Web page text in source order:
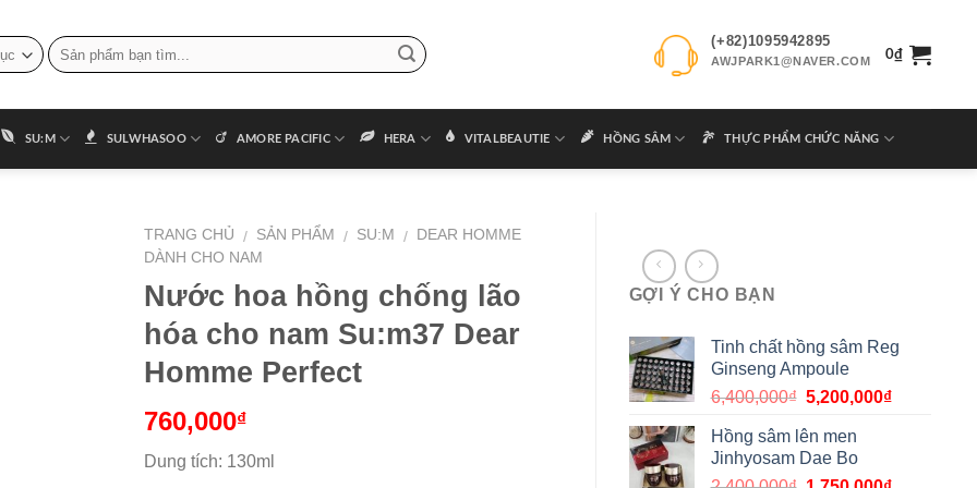
(+82)1095942895
AWJPARK1@NAVER.COM
0₫
SU:M SULWHASOO AMORE PACIFIC HERA VITALBEAUTIE HỒNG SÂM THỰC PHẨM CHỨC NĂNG
TRANG CHỦ / SẢN PHẨM / SU:M /
DEAR HOMME
DÀNH CHO NAM
Nước hoa hồng chống lão
hóa cho nam Su:m37 Dear
Homme Perfect
760,000₫
Dung tích: 130ml
GỢI Ý CHO BẠN
Tinh chất hồng sâm Reg
Ginseng Ampoule
6,400,000₫ 5,200,000₫
Hồng sâm lên men
Jinhyosam Dae Bo